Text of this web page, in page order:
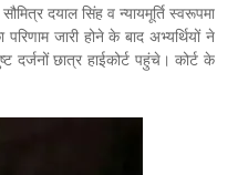
दयाल सिंह व न्यायमूर्ति स्वरूपमा
जारी होने के बाद अभ्यर्थियों ने
छात्र हाईकोर्ट पहुंचे। कोर्ट के